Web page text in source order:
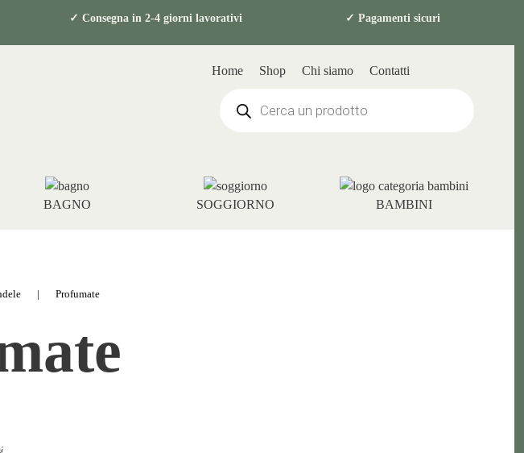
49€ ✓ Consegna in 2-4 giorni lavorativi ✓ Pagamenti sicuri
Home
Shop Chi siamo
Contatti
search
BAGNO SOGGIORNO BAMBINI
Profumate